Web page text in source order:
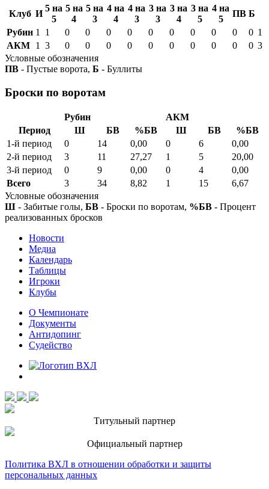
Клуб И
5 на
5
5 на
4
5 на
3
4 на
4
4 на
3
3 на
3
3 на
4
3 на
5
4 на
5
ПВ Б
Рубин 1 1 0 0 0 0 0 0 0 0 0 0 1
АКМ 1 3 0 0 0 0 0 0 0 0 0 0 3
Условные обозначения
ПВ - Пустые ворота, Б - Буллиты
Броски по воротам
Рубин
АКМ
Период
Ш БВ %БВ Ш БВ
%БВ
1-й период
0 14 0,00 0 6
0,00
2-й период
3 11 27,27 1 5
20,00
3-й период
0 9 0,00 0 4
0,00
Всего
3 34 8,82 1 15
6,67
Условные обозначения
Ш - Забитые голы, БВ - Броски по воротам, %БВ - Процент
реализованных бросков
Новости
Медиа
Календарь
Таблицы
Игроки
Клубы
О Чемпионате
Документы
Антидопинг
Судейство
Титульный партнер
Официальный партнер
Политика ВХЛ в отношении обработки и защиты
персональных данных